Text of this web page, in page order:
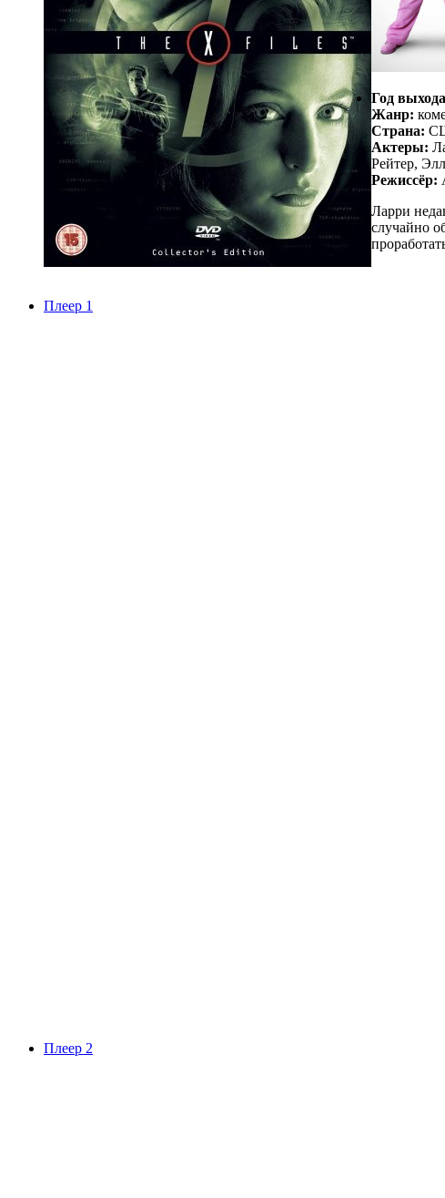
Год
Жанр:
Страна:
Актеры:
Рейтер,
Режиссёр:
Ларри
случайно
Плеер 1
Плеер 2